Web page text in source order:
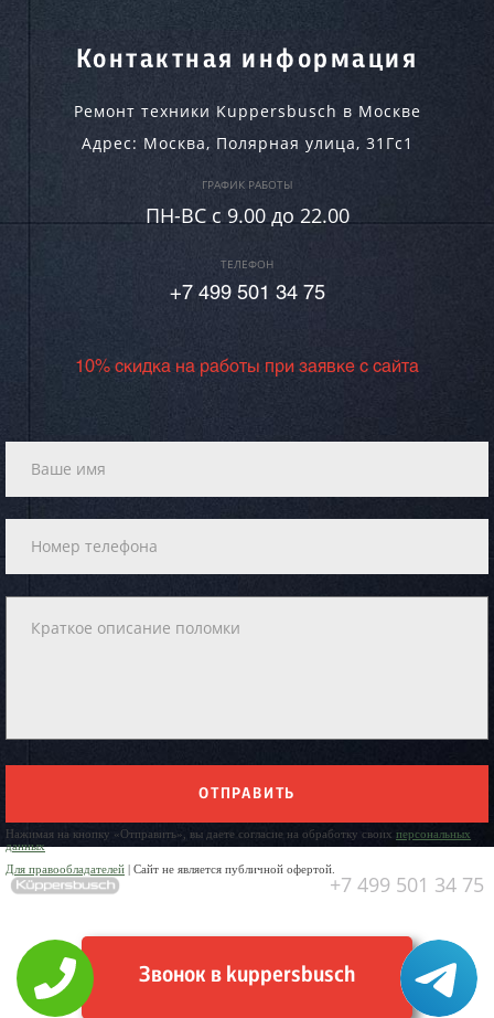
Контактная информация
Ремонт техники Kuppersbusch в Москве
Адрес: Москва, Полярная улица, 31Гс1
ГРАФИК РАБОТЫ
ПН-ВC c 9.00 до 22.00
ТЕЛЕФОН
+7 499 501 34 75
10% скидка на работы при заявке с сайта
ОТПРАВИТЬ
Нажимая на кнопку «Отправить», вы даете согласие на обработку своих персональных
данных
Для правообладателей | Сайт не является публичной офертой.
+7 499 501 34 75
Звонок в kuppersbusch